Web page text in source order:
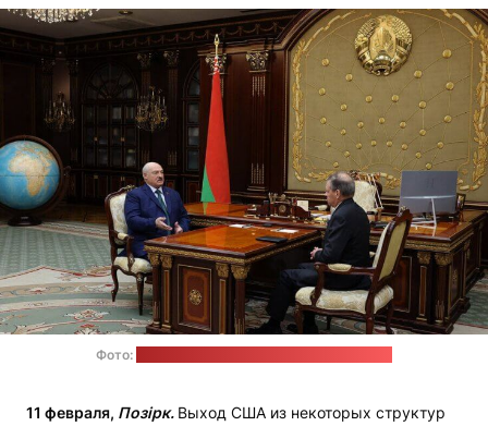
Фото:
11 февраля, Позірк. Выход США из некоторых структур